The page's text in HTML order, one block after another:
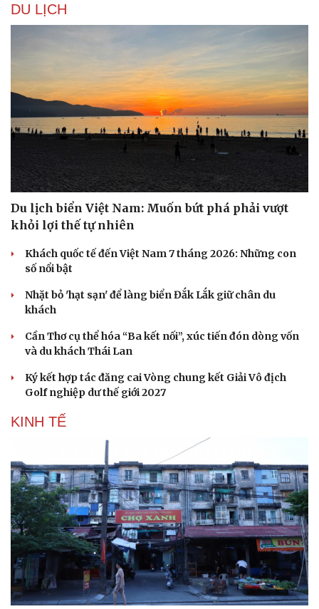
Văn hóa
Sân khấu - Điện ảnh
Văn học
Âm nhạc
Giải trí
Nghệ sĩ
Thời trang
DU LỊCH
Du lịch biển Việt Nam: Muốn bứt phá phải vượt
khỏi lợi thế tự nhiên
Khách quốc tế đến Việt Nam 7 tháng 2026: Những con
số nổi bật
Nhặt bỏ 'hạt sạn' để làng biển Đắk Lắk giữ chân du
khách
Cần Thơ cụ thể hóa “Ba kết nối”, xúc tiến đón dòng vốn
và du khách Thái Lan
Ký kết hợp tác đăng cai Vòng chung kết Giải Vô địch
Golf nghiệp dư thế giới 2027
KINH TẾ